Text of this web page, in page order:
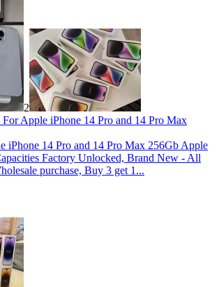
2
For Apple iPhone 14 Pro and 14 Pro Max
iPhone 14 Pro and 14 Pro Max 256Gb Apple
Factory Unlocked, Brand New - All
purchase, Buy 3 get 1...